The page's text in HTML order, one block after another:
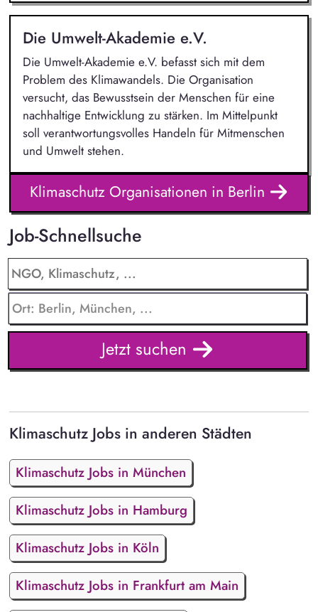
Die Umwelt-Akademie e.V.
Die Umwelt-Akademie e.V. befasst sich mit dem
Problem des Klimawandels. Die Organisation
versucht, das Bewusstsein der Menschen für eine
nachhaltige Entwicklung zu stärken. Im Mittelpunkt
soll verantwortungsvolles Handeln für Mitmenschen
und Umwelt stehen.
Klimaschutz Organisationen in Berlin
Job-Schnellsuche
Jetzt suchen
Klimaschutz Jobs in anderen Städten
Klimaschutz Jobs in München
Klimaschutz Jobs in Hamburg
Klimaschutz Jobs in Köln
Klimaschutz Jobs in Frankfurt am Main